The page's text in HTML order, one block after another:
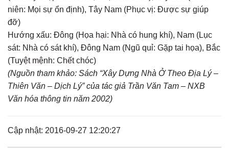
niên: Mọi sự ổn định), Tây Nam (Phục vị: Được sự giúp
đỡ)
Hướng xấu: Đông (Họa hại: Nhà có hung khí), Nam (Lục
sát: Nhà có sát khí), Đông Nam (Ngũ quỉ: Gặp tai họa), Bắc
(Tuyệt mệnh: Chết chóc)
(Nguồn tham khảo: Sách “Xây Dựng Nhà Ở Theo Địa Lý –
Thiên Văn – Dịch Lý” của tác giả Trần Văn Tam – NXB
Văn hóa thông tin năm 2002)
Cập nhật: 2016-09-27 12:20:27